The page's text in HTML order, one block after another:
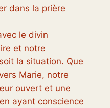
dans la prière
le divin
et notre
la situation. Que
Marie, notre
ouvert et une
ayant conscience